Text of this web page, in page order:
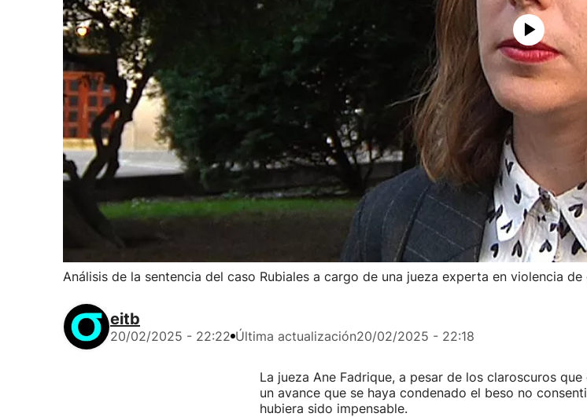
Análisis de la sentencia del caso Rubiales a cargo de una jueza experta en violencia de
eitb
20/02/2025 - 22:22 Última actualización20/02/2025 - 22:18
La jueza Ane Fadrique, a pesar de los claroscuros
un avance que se haya condenado el beso no
hubiera sido impensable.